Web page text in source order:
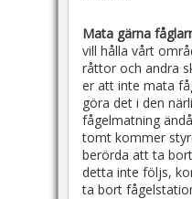
Mata gärna
vill hålla vårt
råttor och andra
er att inte mata
göra det i den
fågelmatning
tomt kommer
berörda att ta
detta inte följs,
ta bort